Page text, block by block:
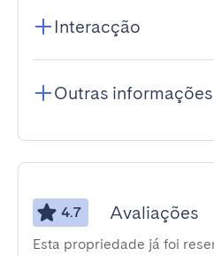
Interacção
Outras informações
4.7 Avaliações
Esta propriedade já foi